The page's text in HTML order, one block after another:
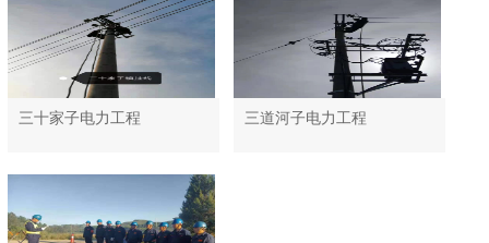
三十家子电力工程 三道河子电力工程